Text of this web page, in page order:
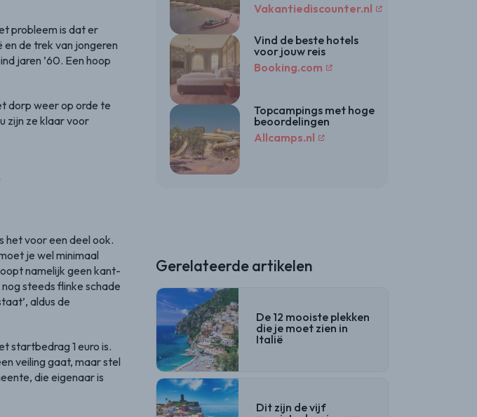
probleem is dat er
de trek van jongeren
jaren ’60. Een hoop
dorp weer op orde te
zijn ze klaar voor
het voor een deel ook.
je wel minimaal
namelijk geen kant-
steeds flinke schade
aldus de
startbedrag 1 euro is.
veiling gaat, maar stel
die eigenaar is
Vakantiediscounter.nl
Vind de beste hotels
voor jouw reis
Booking.com
Topcampings met hoge
beoordelingen
Allcamps.nl
Gerelateerde artikelen
De 12 mooiste plekken
die je moet zien in
Italië
Dit zijn de vijf